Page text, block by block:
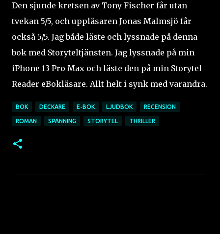
Den sjunde kretsen av Tony Fischer får utan
tvekan 5/5, och uppläsaren Jonas Malmsjö får
också 5/5. Jag både läste och lyssnade på denna
bok med Storyteltjänsten. Jag lyssnade på min
iPhone 13 Pro Max och läste den på min Storytel
Reader eBokläsare. Allt helt i synk med varandra.
BOK DECKARE E-BOK LJUDBOK RECENSION
ROMAN SPÄNNING STORYTEL THRILLER